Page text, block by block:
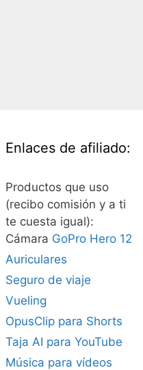
Enlaces de afiliado:
Productos que uso
(recibo comisión y a ti
te cuesta igual):
Cámara GoPro Hero 12
Auriculares
Seguro de viaje
Vueling
OpusClip para Shorts
Taja AI para YouTube
Música para vídeos